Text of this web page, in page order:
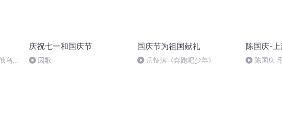
乌冲
庆祝七一和国庆节
囚歌
国庆节为祖国献礼
岳钲淇《奔跑吧少年》
陈国庆-
陈国庆